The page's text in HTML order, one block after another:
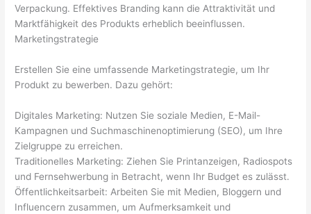
Verpackung. Effektives Branding kann die Attraktivität und
Marktfähigkeit des Produkts erheblich beeinflussen.
Marketingstrategie
Erstellen Sie eine umfassende Marketingstrategie, um Ihr
Produkt zu bewerben. Dazu gehört:
Digitales Marketing: Nutzen Sie soziale Medien, E-Mail-
Kampagnen und Suchmaschinenoptimierung (SEO), um Ihre
Zielgruppe zu erreichen.
Traditionelles Marketing: Ziehen Sie Printanzeigen, Radiospots
und Fernsehwerbung in Betracht, wenn Ihr Budget es zulässt.
Öffentlichkeitsarbeit: Arbeiten Sie mit Medien, Bloggern und
Influencern zusammen, um Aufmerksamkeit und